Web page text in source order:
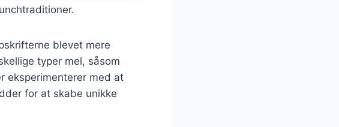
blevet mere
typer mel, såsom
eksperimenterer med at
for at skabe unikke